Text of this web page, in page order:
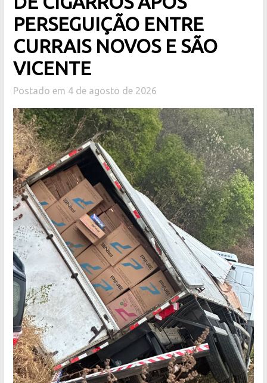
PERSEGUIÇÃO ENTRE
CURRAIS NOVOS E SÃO
VICENTE
Postado em 4 de agosto de 2026